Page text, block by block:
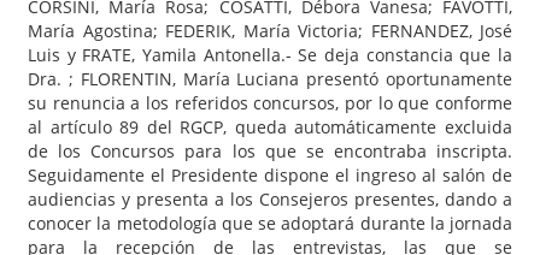
CORSINI, María Rosa; COSATTI, Débora Vanesa; FAVOTTI,
María Agostina; FEDERIK, María Victoria; FERNANDEZ, José
Luis y FRATE, Yamila Antonella.- Se deja constancia que la
Dra. ; FLORENTIN, María Luciana presentó oportunamente
su renuncia a los referidos concursos, por lo que conforme
al artículo 89 del RGCP, queda automáticamente excluida
de los Concursos para los que se encontraba inscripta.
Seguidamente el Presidente dispone el ingreso al salón de
audiencias y presenta a los Consejeros presentes, dando a
conocer la metodología que se adoptará durante la jornada
para la recepción de las entrevistas, las que se